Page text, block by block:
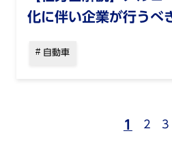
化に伴い企業が行うべ
自動車
1 2 3